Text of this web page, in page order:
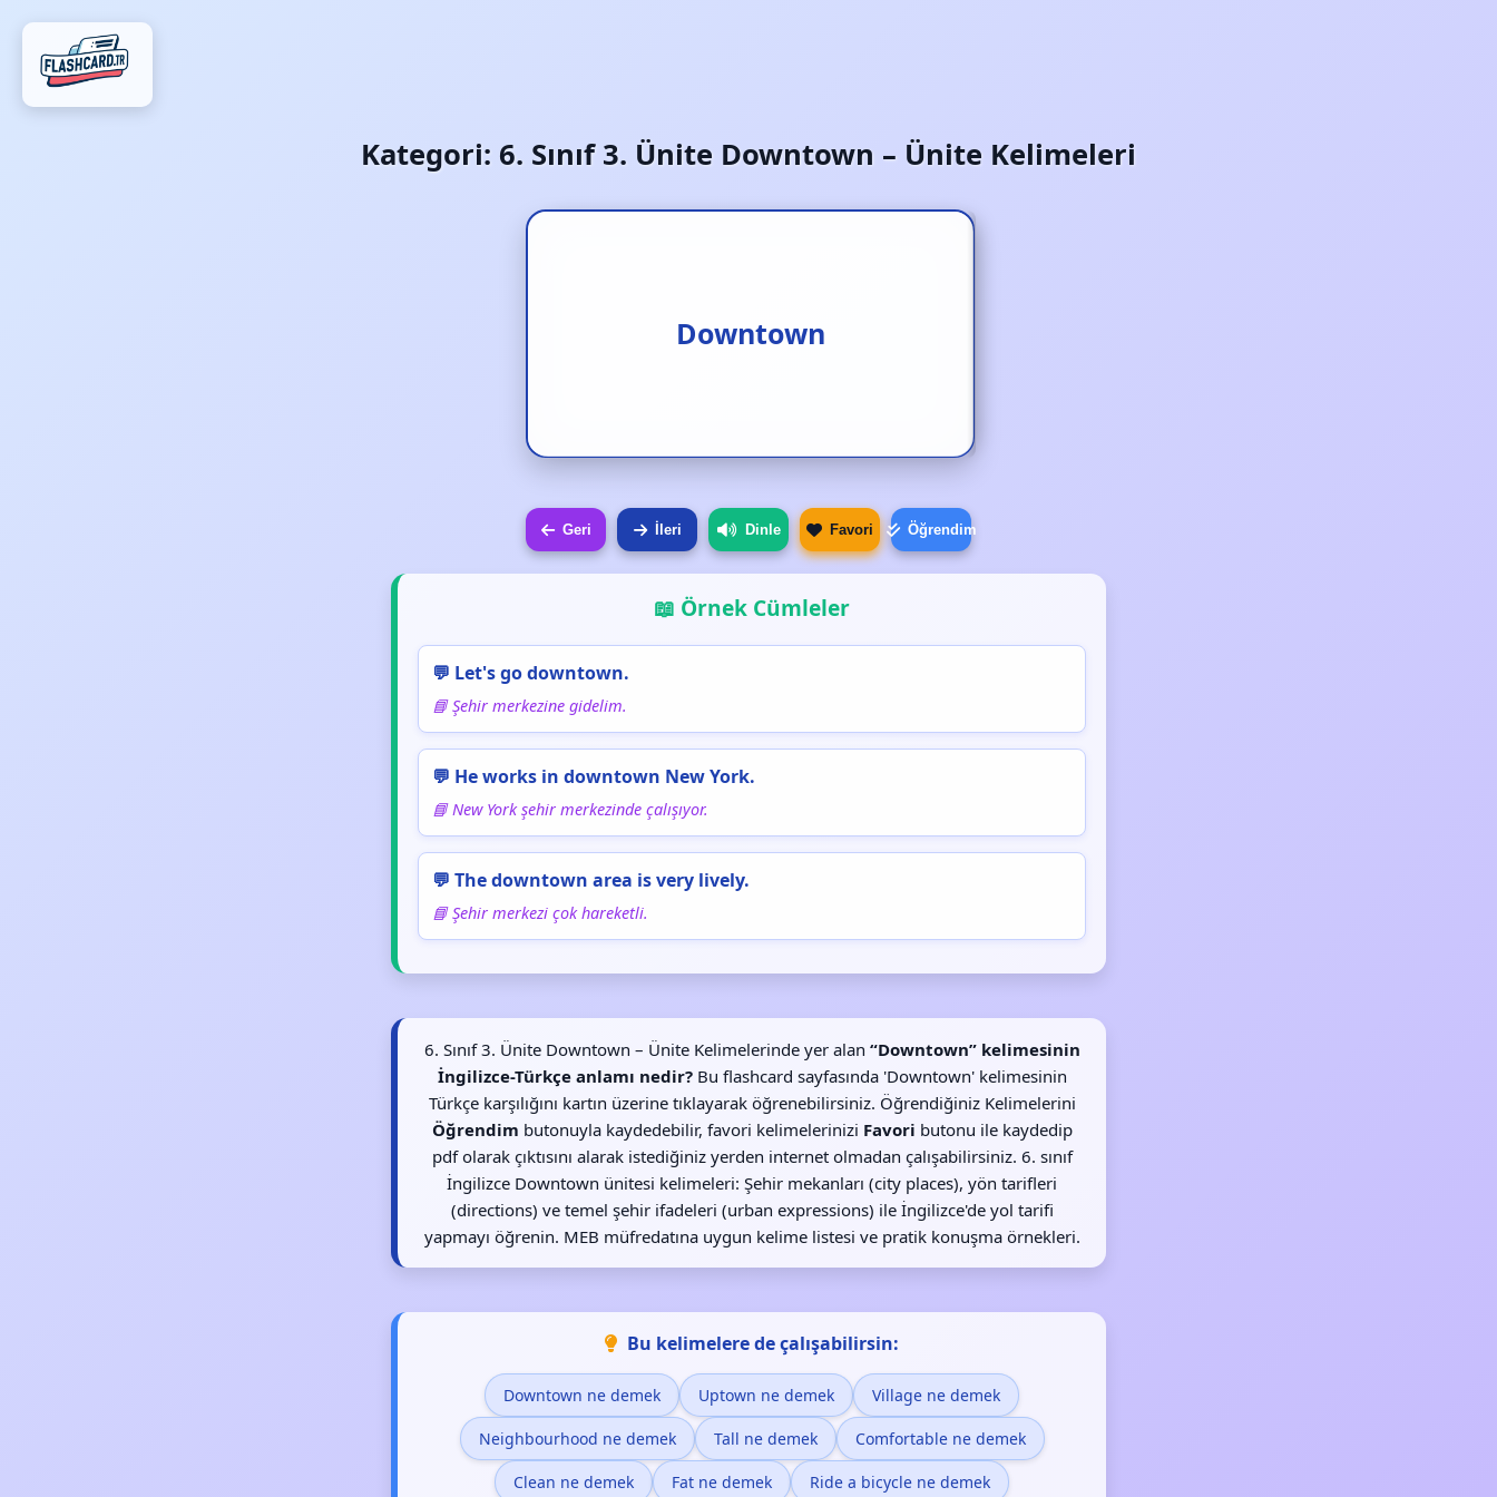
Kategori: 6. Sınıf 3. Ünite Downtown – Ünite Kelimeleri
Downtown
Şehir mekrezi
Geri İleri Dinle Favori Öğrendim
📖 Örnek Cümleler
💬 Let's go downtown.
📘 Şehir merkezine gidelim.
💬 He works in downtown New York.
📘 New York şehir merkezinde çalışıyor.
💬 The downtown area is very lively.
📘 Şehir merkezi çok hareketli.
6. Sınıf 3. Ünite Downtown – Ünite Kelimelerinde yer alan “Downtown” kelimesinin
İngilizce-Türkçe anlamı nedir?Bu flashcard sayfasında 'Downtown' kelimesinin
Türkçe karşılığını kartın üzerine tıklayarak öğrenebilirsiniz. Öğrendiğiniz Kelimelerini
Öğrendim butonuyla kaydedebilir, favori kelimelerinizi Favori butonu ile kaydedip
pdf olarak çıktısını alarak istediğiniz yerden internet olmadan çalışabilirsiniz. 6. sınıf
İngilizce Downtown ünitesi kelimeleri: Şehir mekanları (city places), yön tarifleri
(directions) ve temel şehir ifadeleri (urban expressions) ile İngilizce'de yol tarifi
yapmayı öğrenin. MEB müfredatına uygun kelime listesi ve pratik konuşma örnekleri.
Bu kelimelere de çalışabilirsin:
Downtown ne demek Uptown ne demek Village ne demek
Neighbourhood ne demek Tall ne demek Comfortable ne demek
Clean ne demek Fat ne demek Ride a bicycle ne demek